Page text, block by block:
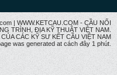
| WWW.KETCAU.COM - CẦU NỐI
TRÌNH, ĐỊA KỸ THUẬT VIỆT NAM.
CÁC KỸ SƯ KẾT CÂU VIỆT NAM
was generated at cách đây 1 phút.